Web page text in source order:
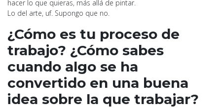
hacer lo que quieras, más allá de pintar.
Lo del arte, uf. Supongo que no.
¿Cómo es tu proceso de
trabajo? ¿Cómo sabes
cuando algo se ha
convertido en una buena
idea sobre la que trabajar?